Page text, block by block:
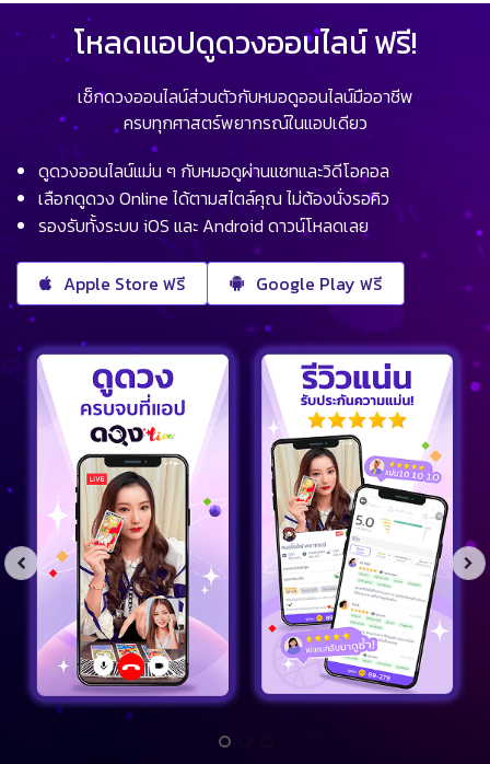
โหลดแอปดูดวงออนไลน์ ฟรี!
เช็กดวงออนไลน์ส่วนตัวกับหมอดูออนไลน์มืออาชีพ
ครบทุกศาสตร์พยากรณ์ในแอปเดียว
ดูดวงออนไลน์แม่น ๆ กับหมอดูผ่านแชทและวิดีโอคอล
เลือกดูดวง Online ได้ตามสไตล์คุณ ไม่ต้องนั่งรอคิว
รองรับทั้งระบบ iOS และ Android ดาวน์โหลดเลย
Apple Store ฟรี Google Play ฟรี